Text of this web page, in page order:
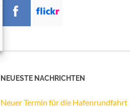
NEUESTE NACHRICHTEN
Neuer Termin für die Hafenrundfahrt